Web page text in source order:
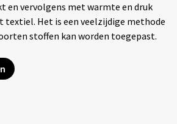
en vervolgens met warmte en druk
textiel. Het is een veelzijdige methode
stoffen kan worden toegepast.